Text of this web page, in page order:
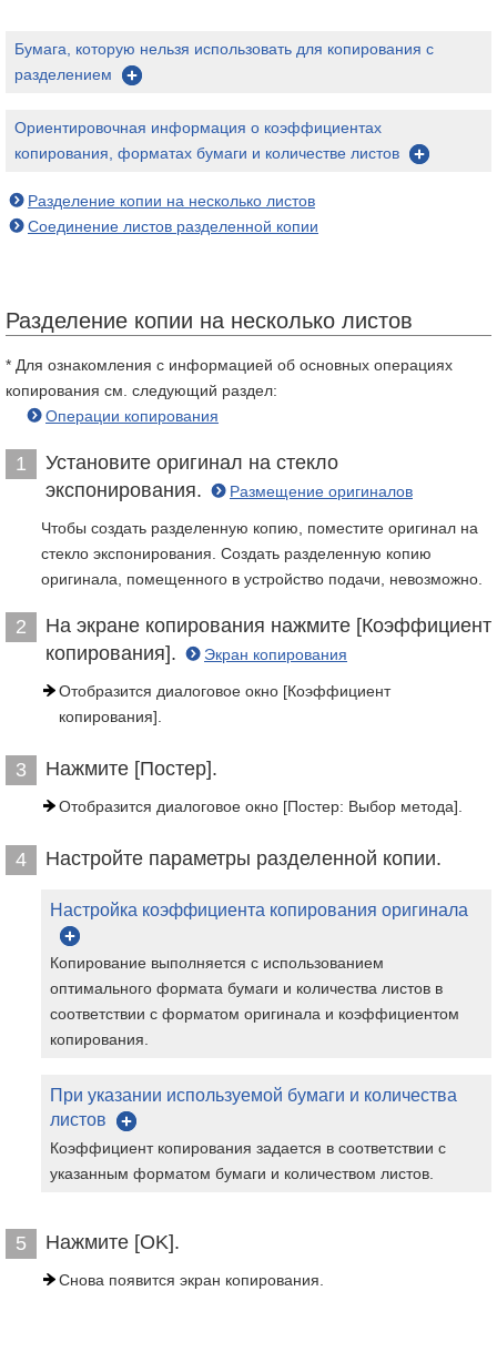
Бумага, которую нельзя использовать для копирования с
разделением
Ориентировочная информация о коэффициентах
копирования, форматах бумаги и количестве листов
Разделение копии на несколько листов
Соединение листов разделенной копии
Разделение копии на несколько листов
* Для ознакомления с информацией об основных операциях
копирования см. следующий раздел:
Операции копирования
1
Установите оригинал на стекло
экспонирования.
Размещение оригиналов
Чтобы создать разделенную копию, поместите оригинал на
стекло экспонирования. Создать разделенную копию
оригинала, помещенного в устройство подачи, невозможно.
2
На экране копирования нажмите [Коэффициент
копирования].
Экран копирования
Отобразится диалоговое окно [Коэффициент
копирования].
3 Нажмите [Постер].
Отобразится диалоговое окно [Постер: Выбор метода].
4 Настройте параметры разделенной копии.
Настройка коэффициента копирования оригинала
Копирование выполняется с использованием
оптимального формата бумаги и количества листов в
соответствии с форматом оригинала и коэффициентом
копирования.
При указании используемой бумаги и количества
листов
Коэффициент копирования задается в соответствии с
указанным форматом бумаги и количеством листов.
5 Нажмите [OK].
Снова появится экран копирования.